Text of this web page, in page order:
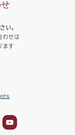
い。
わせは
ます